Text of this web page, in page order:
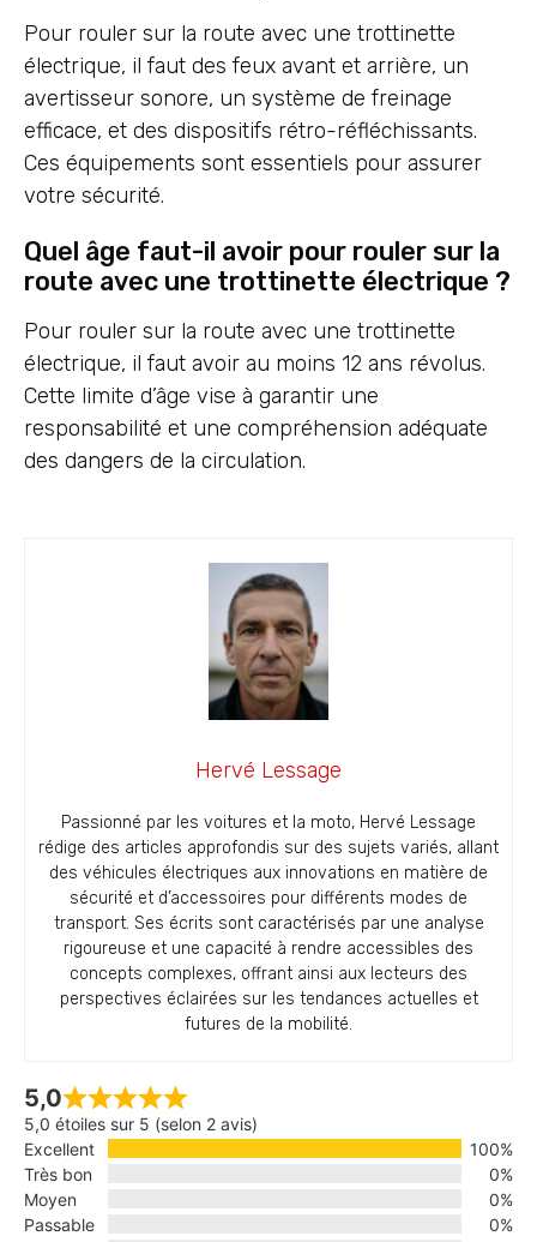
Pour rouler sur la route avec une trottinette
électrique, il faut des feux avant et arrière, un
avertisseur sonore, un système de freinage
efficace, et des dispositifs rétro-réfléchissants.
Ces équipements sont essentiels pour assurer
votre sécurité.
Quel âge faut-il avoir pour rouler sur la
route avec une trottinette électrique ?
Pour rouler sur la route avec une trottinette
électrique, il faut avoir au moins 12 ans révolus.
Cette limite d’âge vise à garantir une
responsabilité et une compréhension adéquate
des dangers de la circulation.
Hervé Lessage
Passionné par les voitures et la moto, Hervé Lessage
rédige des articles approfondis sur des sujets variés, allant
des véhicules électriques aux innovations en matière de
sécurité et d’accessoires pour différents modes de
transport. Ses écrits sont caractérisés par une analyse
rigoureuse et une capacité à rendre accessibles des
concepts complexes, offrant ainsi aux lecteurs des
perspectives éclairées sur les tendances actuelles et
futures de la mobilité.
5,0
5,0 étoiles sur 5 (selon 2 avis)
Excellent
100%
Très bon
0%
Moyen
0%
Passable
0%